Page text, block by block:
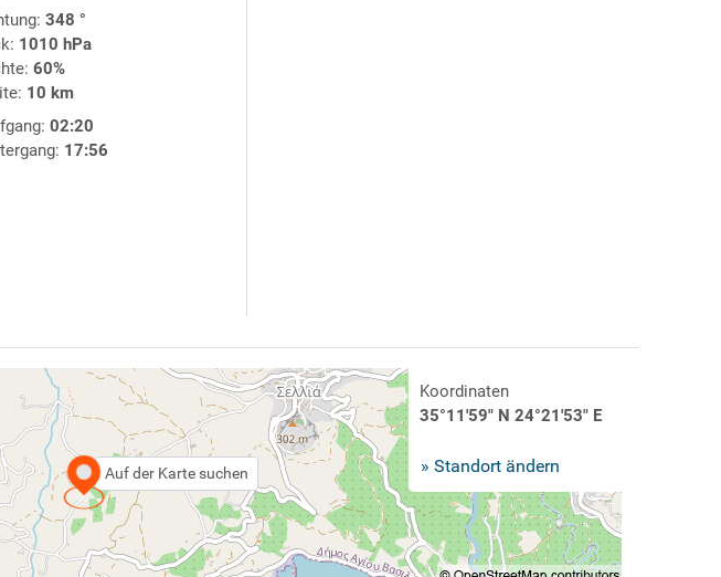
348 °
1010 hPa
60%
10 km
02:20
17:56
Auf der Karte suchen
Koordinaten
35°11'59" N 24°21'53" E
» Standort ändern